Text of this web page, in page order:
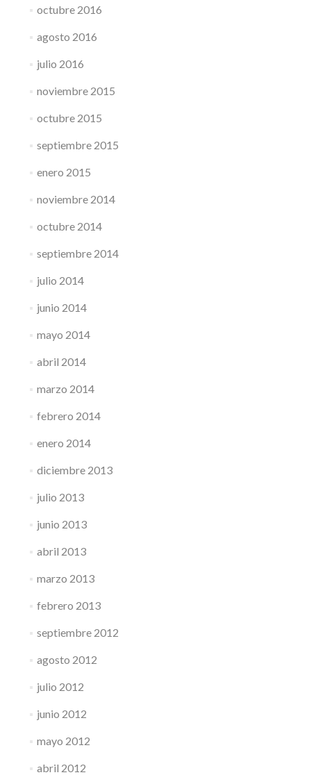
octubre 2016
agosto 2016
julio 2016
noviembre 2015
octubre 2015
septiembre 2015
enero 2015
noviembre 2014
octubre 2014
septiembre 2014
julio 2014
junio 2014
mayo 2014
abril 2014
marzo 2014
febrero 2014
enero 2014
diciembre 2013
julio 2013
junio 2013
abril 2013
marzo 2013
febrero 2013
septiembre 2012
agosto 2012
julio 2012
junio 2012
mayo 2012
abril 2012